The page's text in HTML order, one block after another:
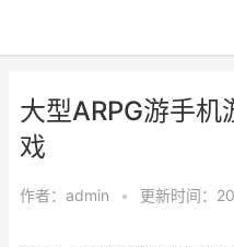
大型ARPG游手
戏
作者： admin • 更新时间：